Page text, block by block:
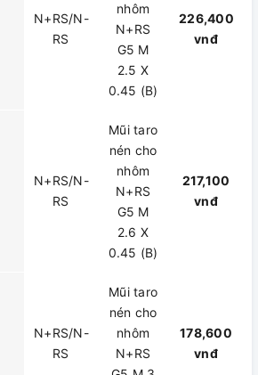
N+RS/N-
RS
nhôm
N+RS
G5 M
2.5 X
0.45 (B)
226,400
vnđ
N+RS/N-
RS
Mũi taro
nén cho
nhôm
N+RS
G5 M
2.6 X
0.45 (B)
217,100
vnđ
N+RS/N-
RS
Mũi taro
nén cho
nhôm
N+RS
178,600
vnđ